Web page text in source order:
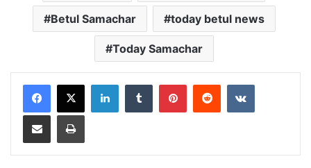
Betul Samachar today betul news
Today Samachar